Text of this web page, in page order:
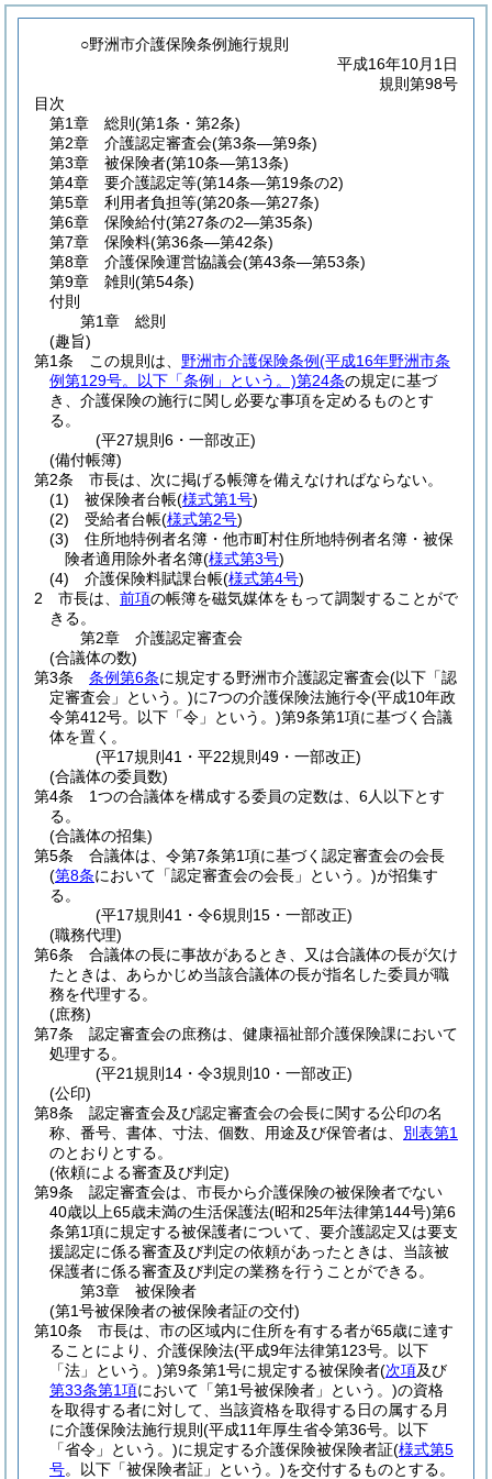
○野洲市介護保険条例施行規則
平成16年10月1日
規則第98号
目次
第1章
総則 (第1条・第2条)
第2章
介護認定審査会(第3条―第9条)
第3章
被保険者(第10条―第13条)
第4章
要介護認定等(第14条―第19条の2)
第5章
利用者負担等(第20条―第27条)
第6章
保険給付(第27条の2―第35条)
第7章
保険料(第36条―第42条)
第8章
介護保険運営協議会(第43条―第53条)
第9章
雑則 (第54条)
付則
第1章
総則
(趣旨)
第1条
この規則は、 野洲市介護保険条例(平成16年野洲市条
例第129号。以下「条例」という。)第24条の規定に基づ
き、介護保険の施行に関し必要な事項を定めるものとす
る。
(平27規則6・一部改正)
(備付帳簿)
第2条
市長は、次に掲げる帳簿を備えなければならない。
(1)
被保険者台帳(様式第1号)
(2)
受給者台帳(様式第2号)
(3)
住所地特例者名簿・他市町村住所地特例者名簿・被保
険者適用除外者名簿(様式第3号)
(4)
介護保険料賦課台帳(様式第4号)
2
市長は、 前項の帳簿を磁気媒体をもって調製することがで
きる。
第2章
介護認定審査会
(合議体の数)
第3条
条例第6条に規定する野洲市介護認定審査会(以下「認
定審査会」という。)に7つの介護保険法施行令(平成10年政
令第412号。以下「令」という。)第9条第1項に基づく合議
体を置く。
(平17規則41・平22規則49・一部改正)
(合議体の委員数)
第4条
1つの合議体を構成する委員の定数は、6人以下とす
る。
(合議体の招集)
第5条
合議体は、令第7条第1項に基づく認定審査会の会長
(第8条において「認定審査会の会長」という。)が招集す
る。
(平17規則41・令6規則15・一部改正)
(職務代理)
第6条
合議体の長に事故があるとき、又は合議体の長が欠け
たときは、あらかじめ当該合議体の長が指名した委員が職
務を代理する。
(庶務)
第7条
認定審査会の庶務は、健康福祉部介護保険課において
処理する。
(平21規則14・令3規則10・一部改正)
(公印)
第8条
認定審査会及び認定審査会の会長に関する公印の名
称、番号、書体、寸法、個数、用途及び保管者は、 別表第1
のとおりとする。
(依頼による審査及び判定)
第9条
認定審査会は、市長から介護保険の被保険者でない
40歳以上65歳未満の生活保護法(昭和25年法律第144号)第6
条第1項に規定する被保護者について、要介護認定又は要支
援認定に係る審査及び判定の依頼があったときは、当該被
保護者に係る審査及び判定の業務を行うことができる。
第3章
被保険者
(第1号被保険者の被保険者証の交付)
第10条
市長は、市の区域内に住所を有する者が65歳に達す
ることにより、介護保険法(平成9年法律第123号。以下
「法」という。)第9条第1号に規定する被保険者(次項及び
第33条第1項において「第1号被保険者」という。)の資格
を取得する者に対して、当該資格を取得する日の属する月
に介護保険法施行規則 (平成11年厚生省令第36号。以下
「省令」という。)に規定する介護保険被保険者証(様式第5
号。以下「被保険者証」という。)を交付するものとする。